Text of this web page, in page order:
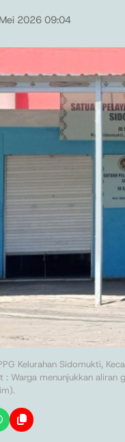
2026 09:04
Kelurahan Sidomukti,
: Warga menunjukkan